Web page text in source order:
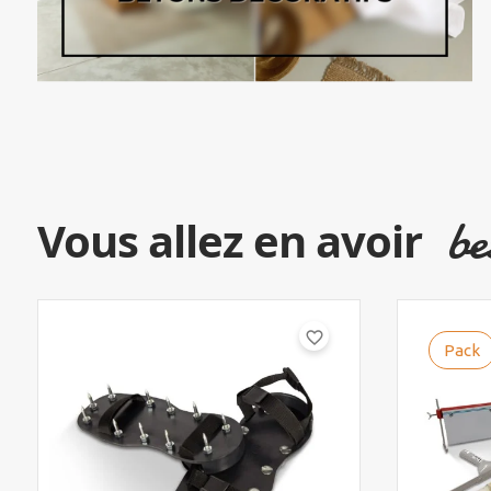
Vous allez en avoir
favorite_border
Pack